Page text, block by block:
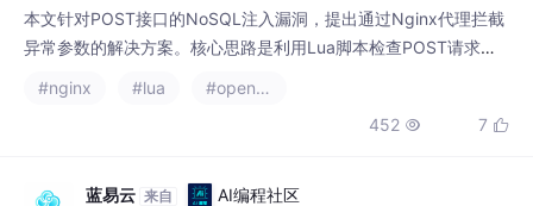
本文针对POST接口的NoSQL注入漏洞，提出通过Nginx代理拦截
异常参数的解决方案。核心思路是利用Lua脚本检查POST请求体
使用OpenResty可能引入Nginx新版本漏洞，而原生Nginx需额外
处理Lua依赖。最终方案是结合OpenResty的Lua模块与最新版原
#nginx #lua
#openresty
452  7 
蓝易云 来自 AI编程社区